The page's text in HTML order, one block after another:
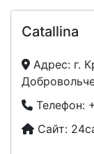
Catallina
Адрес: г.
Телефон:
Сайт: